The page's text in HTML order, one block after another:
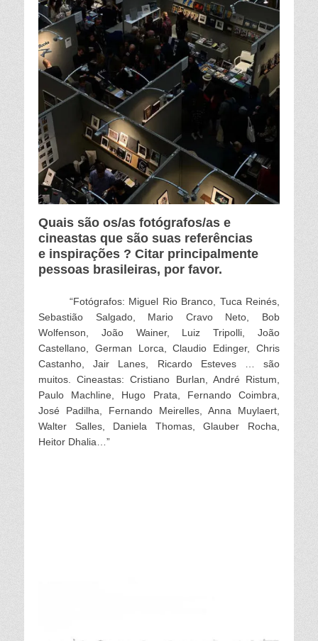
Quais são os/as fotógrafos/as e
cineastas que são suas referências
e inspirações ? Citar principalmente
pessoas brasileiras, por favor.
“Fotógrafos: Miguel Rio Branco, Tuca Reinés,
Sebastião Salgado, Mario Cravo Neto, Bob
Wolfenson, João Wainer, Luiz Tripolli, João
Castellano, German Lorca, Claudio Edinger, Chris
Castanho, Jair Lanes, Ricardo Esteves … são
muitos.Cineastas: Cristiano Burlan, André Ristum,
Paulo Machline, Hugo Prata, Fernando Coimbra,
José Padilha, Fernando Meirelles, Anna Muylaert,
Walter Salles, Daniela Thomas, Glauber Rocha,
Heitor Dhalia…”